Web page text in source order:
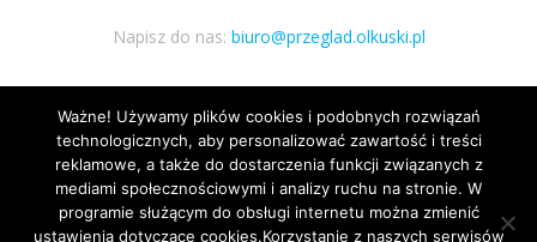
Napisz do nas: biuro@przeglad.olkuski.pl
Podążaj za nami
Ważne! Używamy plików cookies i podobnych rozwiązań
technologicznych, aby personalizować zawartość i treści
reklamowe, a także do dostarczenia funkcji związanych z
mediami społecznościowymi i analizy ruchu na stronie. W
programie służącym do obsługi internetu można zmienić
ustawienia dotyczące cookies.Korzystanie z naszych serwisów